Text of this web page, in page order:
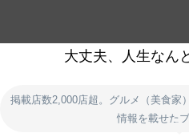
大丈夫、人生なん
掲載店数2,000店超。グルメ（美食家
情報を載せた